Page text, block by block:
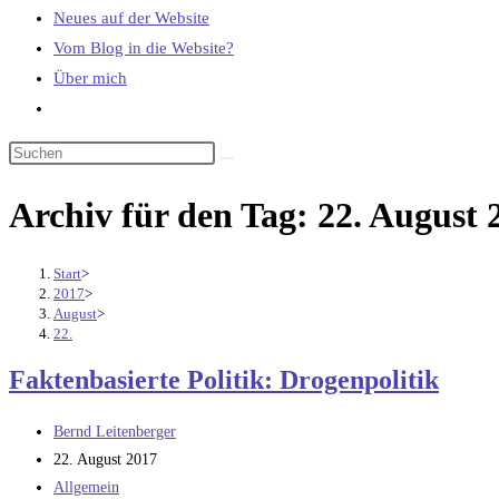
Neues auf der Website
Vom Blog in die Website?
Über mich
umschalten
Archiv für den Tag: 22. August
Start>
2017>
August>
22.
Faktenbasierte Politik: Drogenpolitik
Beitrags-
Autor:
Bernd Leitenberger
Beitrag
veröffentlicht:
22. August 2017
Beitrags-
Allgemein